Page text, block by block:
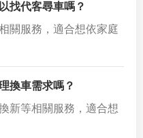
找代客尋車嗎？
關服務，適合想依家庭
換車需求嗎？
新等相關服務，適合想